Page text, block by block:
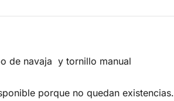
de navaja y tornillo manual
porque no quedan existencias.